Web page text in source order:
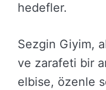
hedefler.
Sezgin Giyim,
ve zarafeti bir
elbise, özenle